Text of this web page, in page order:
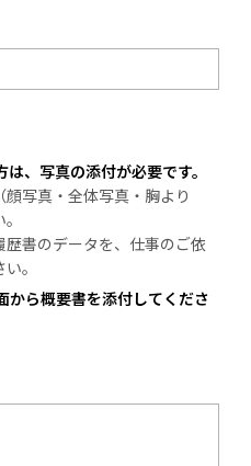
、写真の添付が必要です。
写真・全体写真・胸より
書のデータを、仕事のご依
。
ら概要書を添付してくださ